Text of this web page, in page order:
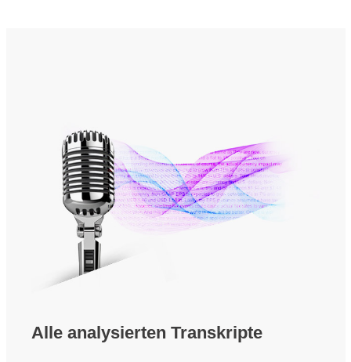
Alle analysierten Transkripte